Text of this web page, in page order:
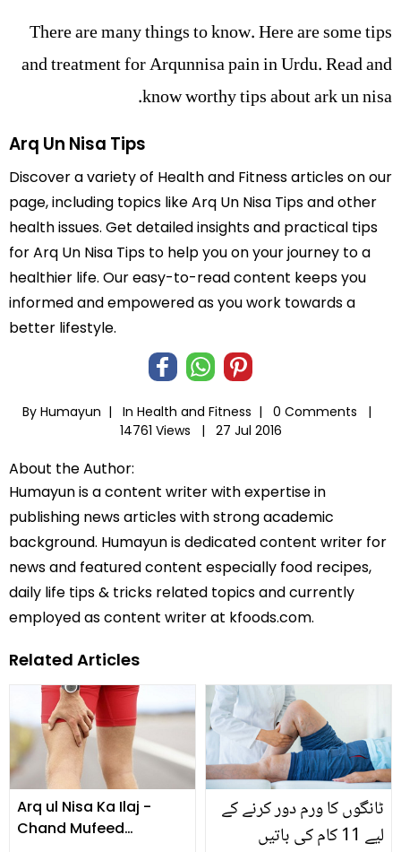
There are many things to know. Here are some tips
and treatment for Arqunnisa pain in Urdu. Read and
know worthy tips about ark un nisa.
Arq Un Nisa Tips
Discover a variety of Health and Fitness articles on our
page, including topics like Arq Un Nisa Tips and other
health issues. Get detailed insights and practical tips
for Arq Un Nisa Tips to help you on your journey to a
healthier life. Our easy-to-read content keeps you
informed and empowered as you work towards a
better lifestyle.
By Humayun | In Health and Fitness |
0 Comments |
14761 Views |
27 Jul 2016
About the Author:
Humayun is a content writer with expertise in
publishing news articles with strong academic
background. Humayun is dedicated content writer for
news and featured content especially food recipes,
daily life tips & tricks related topics and currently
employed as content writer at kfoods.com.
Related Articles
Arq ul Nisa Ka Ilaj -
Chand Mufeed
ٹانگوں کا ورم دور کرنے کے
لیے 11 کام کی باتیں